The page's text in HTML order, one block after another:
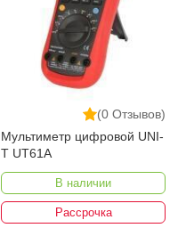
(0 Отзывов)
Мультиметр цифровой UNI-
T UT61A
В наличии
Рассрочка